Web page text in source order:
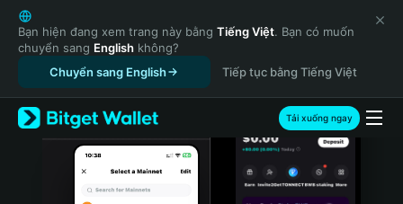
English
日本語
Tiếng Việt
Русский
Español (Latinoamérica)
Türkçe
Italiano
Bạn hiện đang xem trang này bằng Tiếng Việt. Bạn có muốn
chuyển sang English không?
Chuyển sang English
Tiếp tục bằng Tiếng Việt
Tải xuống ngay